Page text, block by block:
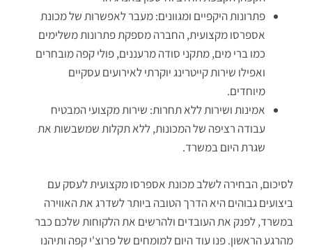
פתרונות היקפיים ומגוונים: מעבר לאפשרות של מכונת
אספרסו מקצועית, החברה מספקת פתרונות משלימים
כמו ברי מים, מתקני סודה מרעננים, פולי קפה מובחרים
ואפילו שירות קייטרינג יוקרתי לאירועים עסקיים
מיוחדים.
אמינות ושירות ללא תחרות: שירות מקצועי המבטיח
עבודה רציפה של המכונות, ללא תקלות שמשבשות את
שגרת היום במשרד.
לסיכום, הבחירה לשלב מכונת אספרסו מקצועית לעסק עם
ביצועים גבוהים היא הדרך הטובה ביותר לשדרג את האווירה
במשרד, לפנק את העובדים ולהרשים את הלקוחות שלכם כבר
מהרגע הראשון. פנו עוד היום למומחים של פרוצ'י קפה ותיהנו